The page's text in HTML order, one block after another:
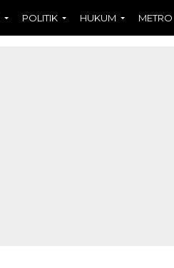
POLITIK HUKUM METRO